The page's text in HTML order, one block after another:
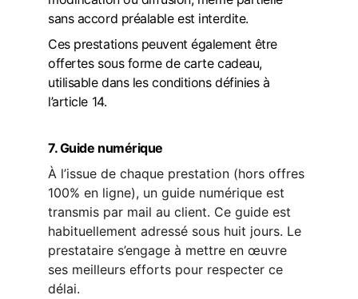
sans accord préalable est interdite.
Ces prestations peuvent également être
offertes sous forme de carte cadeau,
utilisable dans les conditions définies à
l’article 14.
7. Guide numérique
À l’issue de chaque prestation (hors offres
100% en ligne), un guide numérique est
transmis par mail au client. Ce guide est
habituellement adressé sous huit jours. Le
prestataire s’engage à mettre en œuvre
ses meilleurs efforts pour respecter ce
délai.